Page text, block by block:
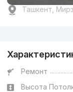
Ташкент,
Ремонт
Высота